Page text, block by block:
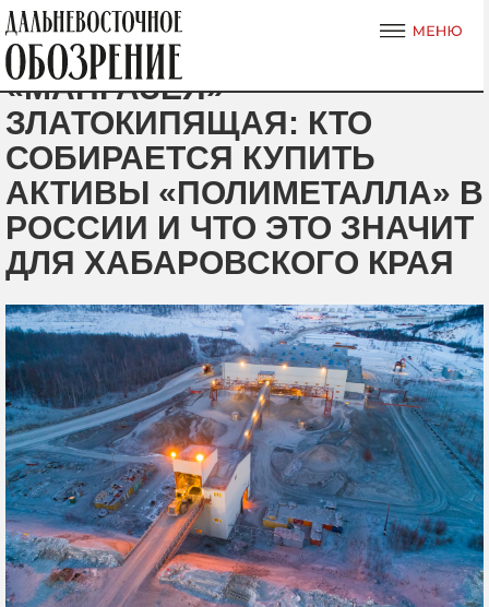
«МАНГАЗЕЯ»
ЗЛАТОКИПЯЩАЯ: КТО
СОБИРАЕТСЯ КУПИТЬ
АКТИВЫ «ПОЛИМЕТАЛЛА» В
РОССИИ И ЧТО ЭТО ЗНАЧИТ
ДЛЯ ХАБАРОВСКОГО КРАЯ